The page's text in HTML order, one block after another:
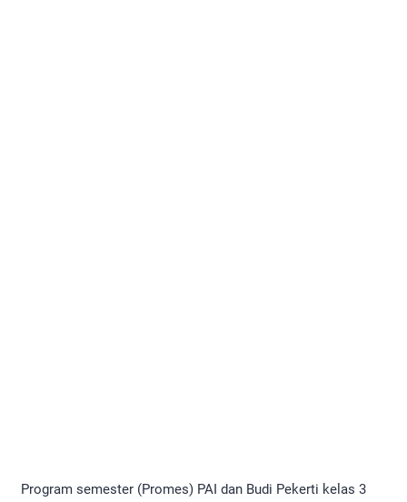
Program semester (Promes) PAI dan Budi Pekerti kelas 3